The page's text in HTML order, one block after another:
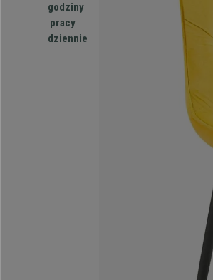
godziny
pracy
dziennie